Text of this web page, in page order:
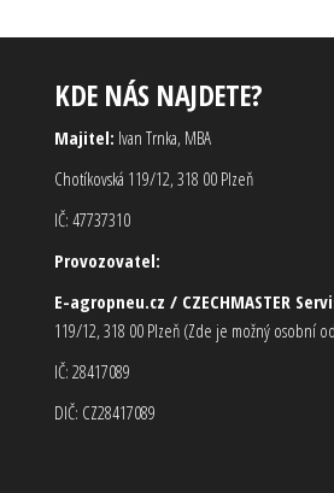
KDE NÁS NAJDETE?
Majitel: Ivan Trnka, MBA
Chotíkovská 119/12, 318 00 Plzeň
IČ: 47737310
Provozovatel:
E-agropneu.cz / CZECHMASTER
119/12, 318 00 Plzeň (Zde je možný osobní
IČ: 28417089
DIČ: CZ28417089